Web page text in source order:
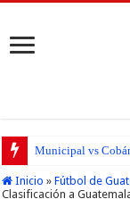
Municipal vs
Inicio » Fútbol de
Clasificación a